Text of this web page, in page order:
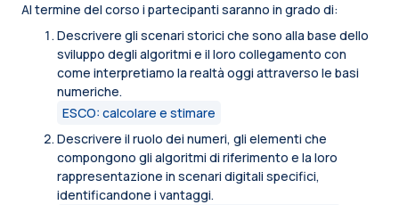
Al termine del corso i partecipanti saranno in grado di:
Descrivere gli scenari storici che sono alla base dello
sviluppo degli algoritmi e il loro collegamento con
come interpretiamo la realtà oggi attraverso le basi
numeriche.
ESCO: calcolare e stimare
Descrivere il ruolo dei numeri, gli elementi che
compongono gli algoritmi di riferimento e la loro
rappresentazione in scenari digitali specifici,
identificandone i vantaggi.